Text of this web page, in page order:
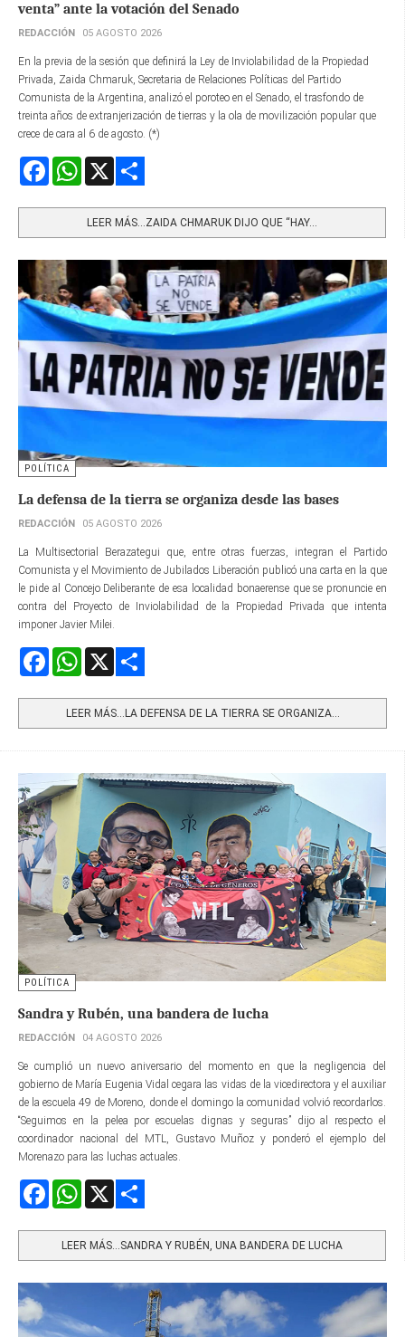
venta” ante la votación del Senado
REDACCIÓN 05 AGOSTO 2026
En la previa de la sesión que definirá la Ley de Inviolabilidad de la Propiedad
Privada, Zaida Chmaruk, Secretaria de Relaciones Políticas del Partido
Comunista de la Argentina, analizó el poroteo en el Senado, el trasfondo de
treinta años de extranjerización de tierras y la ola de movilización popular que
crece de cara al 6 de agosto. (*)
FacebookWhatsApp
LEER MÁS…ZAIDA CHMARUK DIJO QUE “HAY...
POLÍTICA
La defensa de la tierra se organiza desde las bases
REDACCIÓN 05 AGOSTO 2026
La Multisectorial Berazategui que, entre otras fuerzas, integran el Partido
Comunista y el Movimiento de Jubilados Liberación publicó una carta en la que
le pide al Concejo Deliberante de esa localidad bonaerense que se pronuncie en
contra del Proyecto de Inviolabilidad de la Propiedad Privada que intenta
imponer Javier Milei.
FacebookWhatsApp
LEER MÁS…LA DEFENSA DE LA TIERRA SE ORGANIZA...
POLÍTICA
Sandra y Rubén, una bandera de lucha
REDACCIÓN 04 AGOSTO 2026
Se cumplió un nuevo aniversario del momento en que la negligencia del
gobierno de María Eugenia Vidal cegara las vidas de la vicedirectora y el auxiliar
de la escuela 49 de Moreno, donde el domingo la comunidad volvió recordarlos.
“Seguimos en la pelea por escuelas dignas y seguras” dijo al respecto el
coordinador nacional del MTL, Gustavo Muñoz y ponderó el ejemplo del
Morenazo para las luchas actuales.
FacebookWhatsApp
LEER MÁS…SANDRA Y RUBÉN, UNA BANDERA DE LUCHA